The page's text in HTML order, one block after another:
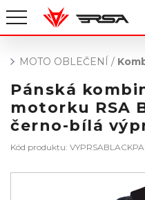
MOTO OBLEČENÍ /
Pánská
motorku RSA
černo-bílá
Kód produktu: